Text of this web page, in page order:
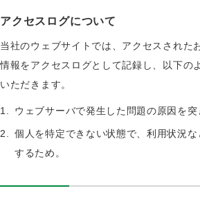
アクセスログについて
当社のウェブサイトでは、アクセスされた
情報をアクセスログとして記録し、以下の
いただきます。
ウェブサーバで発生した問題の原因を突
個人を特定できない状態で、利用状況
するため。